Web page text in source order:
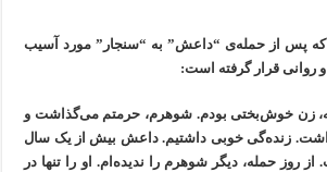
که پس از حمله‌ی “داعش” به “سنجار” مورد آسیب
قرار گرفته است:
زن خوش‌بختی بودم. شوهرم، حرمتم می‌گذاشت و
زنده‌گی خوبی داشتیم. داعش بیش از یک سال
روز حمله، دیگر شوهرم را ندیده‌ام. او را تنها در